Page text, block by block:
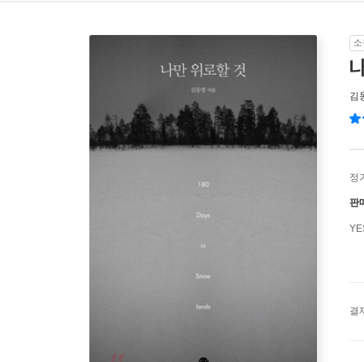
김
정
판
결